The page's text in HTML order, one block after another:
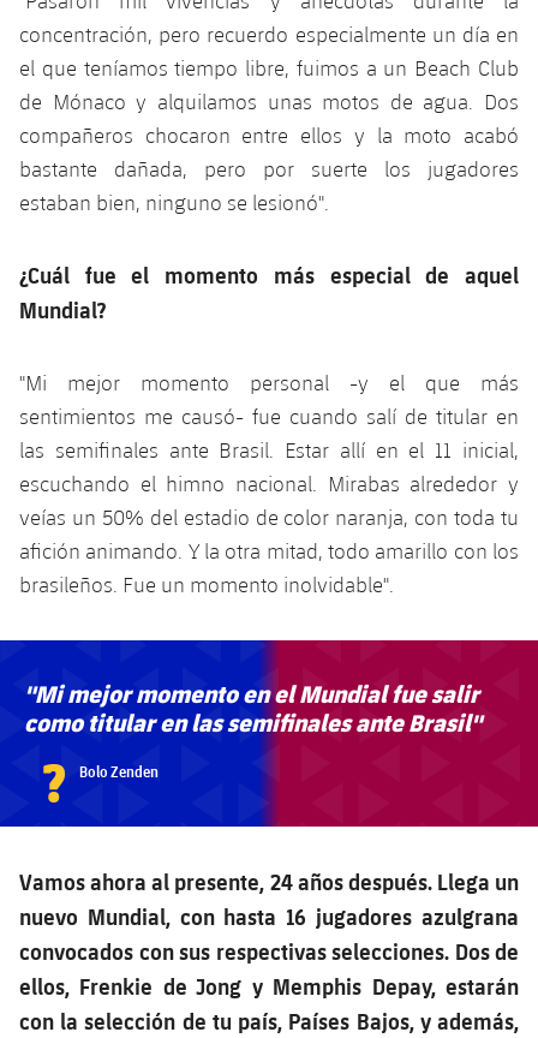
concentración, pero recuerdo especialmente un día en
el que teníamos tiempo libre, fuimos a un Beach Club
de Mónaco y alquilamos unas motos de agua. Dos
compañeros chocaron entre ellos y la moto acabó
bastante dañada, pero por suerte los jugadores
estaban bien, ninguno se lesionó".
¿Cuál fue el momento más especial de aquel
Mundial?
"Mi mejor momento personal -y el que más
sentimientos me causó- fue cuando salí de titular en
las semifinales ante Brasil. Estar allí en el 11 inicial,
escuchando el himno nacional. Mirabas alrededor y
veías un 50% del estadio de color naranja, con toda tu
afición animando. Y la otra mitad, todo amarillo con los
brasileños. Fue un momento inolvidable".
"Mi mejor momento en el Mundial fue salir
como titular en las semifinales ante Brasil"
? Bolo Zenden
Vamos ahora al presente, 24 años después. Llega un
nuevo Mundial, con hasta 16 jugadores azulgrana
convocados con sus respectivas selecciones. Dos de
ellos, Frenkie de Jong y Memphis Depay, estarán
con la selección de tu país, Países Bajos, y además,